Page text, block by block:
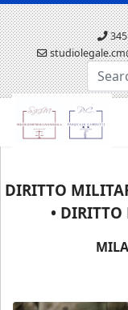
DIRITTO
• DIRITTO